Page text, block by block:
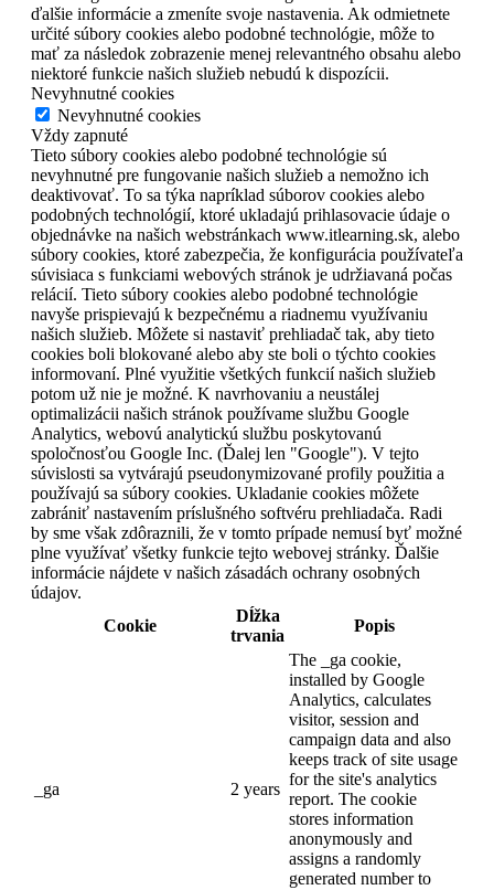
ďalšie informácie a zmeníte svoje nastavenia. Ak odmietnete
určité súbory cookies alebo podobné technológie, môže to
mať za následok zobrazenie menej relevantného obsahu alebo
niektoré funkcie našich služieb nebudú k dispozícii.
Nevyhnutné cookies
Nevyhnutné cookies
Vždy zapnuté
Tieto súbory cookies alebo podobné technológie sú
nevyhnutné pre fungovanie našich služieb a nemožno ich
deaktivovať. To sa týka napríklad súborov cookies alebo
podobných technológií, ktoré ukladajú prihlasovacie údaje o
objednávke na našich webstránkach www.itlearning.sk, alebo
súbory cookies, ktoré zabezpečia, že konfigurácia používateľa
súvisiaca s funkciami webových stránok je udržiavaná počas
relácií. Tieto súbory cookies alebo podobné technológie
navyše prispievajú k bezpečnému a riadnemu využívaniu
našich služieb. Môžete si nastaviť prehliadač tak, aby tieto
cookies boli blokované alebo aby ste boli o týchto cookies
informovaní. Plné využitie všetkých funkcií našich služieb
potom už nie je možné. K navrhovaniu a neustálej
optimalizácii našich stránok používame službu Google
Analytics, webovú analytickú službu poskytovanú
spoločnosťou Google Inc. (Ďalej len "Google"). V tejto
súvislosti sa vytvárajú pseudonymizované profily použitia a
používajú sa súbory cookies. Ukladanie cookies môžete
zabrániť nastavením príslušného softvéru prehliadača. Radi
by sme však zdôraznili, že v tomto prípade nemusí byť možné
plne využívať všetky funkcie tejto webovej stránky. Ďalšie
informácie nájdete v našich zásadách ochrany osobných
údajov.
Cookie
Dĺžka
trvania
Popis
_ga 2 years
The _ga cookie,
installed by Google
Analytics, calculates
visitor, session and
campaign data and also
keeps track of site usage
for the site's analytics
report. The cookie
stores information
anonymously and
assigns a randomly
generated number to